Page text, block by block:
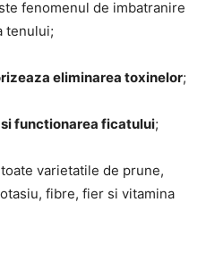
fenomenul de imbatranire
tenului;
eliminarea toxinelor;
functionarea ficatului;
varietatile de prune,
fibre, fier si vitamina